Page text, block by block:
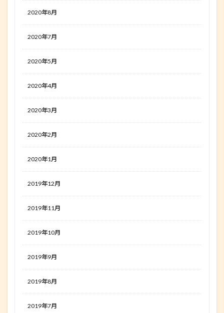
2020年8月
2020年7月
2020年5月
2020年4月
2020年3月
2020年2月
2020年1月
2019年12月
2019年11月
2019年10月
2019年9月
2019年8月
2019年7月